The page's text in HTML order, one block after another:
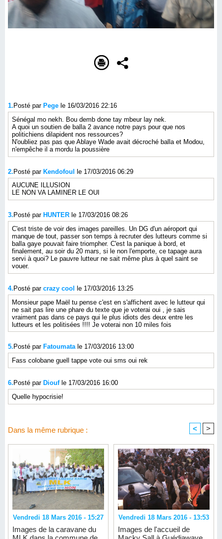
1. Posté par Pege le 16/03/2016 22:16
Sénégal mo nekh. Bou demb done tay mbeur lay nek.
A quoi un soutien de balla 2 avance notre pays pour que nos
politichiens dilapident nos ressources?
N'oubliez pas pas que Ablaye Wade avait décroché balla et Modou,
n'empêche il a mordu la poussière
2.Posté par Kendofoul le 17/03/2016 06:29
AUCUNE ILLUSION
LE NON VA LAMINER LE OUI
3. Posté par HUNTER le 17/03/2016 08:26
C'est triste de voir des images pareilles. Un DG d'un aéroport qui
manque de tout, passer son temps à recruter des lutteurs comme si
balla gaye pouvait faire triompher. C'est la panique à bord, et
finalement, au soir du 20 mars, si le non l'emporte, ce tapage aura
servi à quoi? Le pauvre lutteur ne sait même plus à quel saint se
vouer.
4.Posté par crazy cool le 17/03/2016 13:25
Monsieur pape Maël tu pense c'est en s'affichent avec le lutteur qui
ne sait pas lire une phare du texte que je voterai oui , je sais
vraiment pas dans ce pays qui le plus idiots des deux entre les
lutteurs et les politisées !!!! Je voterai non 10 miles fois
5. Posté par Fatoumata le 17/03/2016 13:00
Fass colobane guell tappe vote oui sms oui rek
6. Posté par Diouf le 17/03/2016 16:00
Quelle hypocrisie!
Dans la même rubrique : < >
Vendredi 18 Mars 2016 - 15:27
Images de la caravane du
Vendredi 18 Mars 2016 - 13:53
Images de l'accueil de